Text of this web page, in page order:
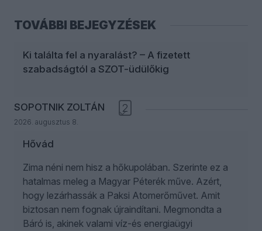
TOVÁBBI BEJEGYZÉSEK
Ki találta fel a nyaralást? – A fizetett
szabadságtól a SZOT-üdülőkig
SOPOTNIK ZOLTÁN
2026. augusztus 8.
2
Hővád
Zima néni nem hisz a hőkupolában. Szerinte ez a
hatalmas meleg a Magyar Péterék műve. Azért,
hogy lezárhassák a Paksi Atomerőművet. Amit
biztosan nem fognak újraindítani. Megmondta a
Báró is, akinek valami víz-és energiaügyi